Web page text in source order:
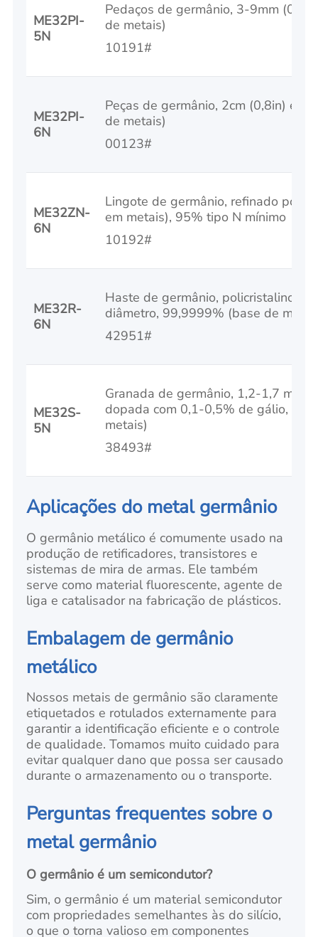
ME32PI-
5N
Pedaços de germânio, 3-9mm (0.1-
de metais)
10191#
ME32PI-
6N
Peças de germânio, 2cm (0,8in) e
de metais)
00123#
ME32ZN-
6N
Lingote de germânio, refinado por
em metais), 95% tipo N mínimo
10192#
ME32R-
6N
Haste de germânio, policristalino,
diâmetro, 99,9999% (base de
42951#
ME32S-
5N
Granada de germânio, 1,2-1,7 mm
dopada com 0,1-0,5% de gálio,
metais)
38493#
Aplicações do metal germânio
O germânio metálico é comumente usado na
produção de retificadores, transistores e
sistemas de mira de armas. Ele também
serve como material fluorescente, agente de
liga e catalisador na fabricação de plásticos.
Embalagem de germânio
metálico
Nossos metais de germânio são claramente
etiquetados e rotulados externamente para
garantir a identificação eficiente e o controle
de qualidade. Tomamos muito cuidado para
evitar qualquer dano que possa ser causado
durante o armazenamento ou o transporte.
Perguntas frequentes sobre o
metal germânio
O germânio é um semicondutor?
Sim, o germânio é um material semicondutor
com propriedades semelhantes às do silício,
o que o torna valioso em componentes